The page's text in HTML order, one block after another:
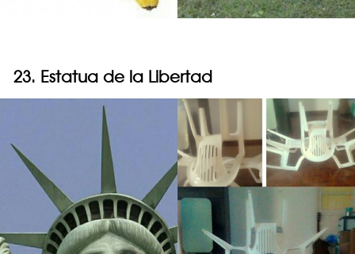
23. Estatua de la Libertad